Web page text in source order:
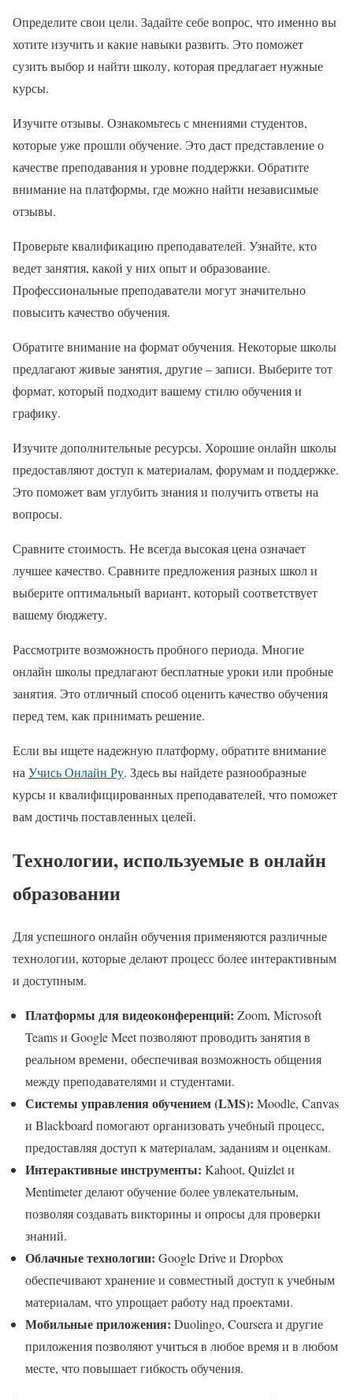
Определите свои цели. Задайте себе вопрос, что именно вы
хотите изучить и какие навыки развить. Это поможет
сузить выбор и найти школу, которая предлагает нужные
курсы.
Изучите отзывы. Ознакомьтесь с мнениями студентов,
которые уже прошли обучение. Это даст представление о
качестве преподавания и уровне поддержки. Обратите
внимание на платформы, где можно найти независимые
отзывы.
Проверьте квалификацию преподавателей. Узнайте, кто
ведет занятия, какой у них опыт и образование.
Профессиональные преподаватели могут значительно
повысить качество обучения.
Обратите внимание на формат обучения. Некоторые школы
предлагают живые занятия, другие – записи. Выберите тот
формат, который подходит вашему стилю обучения и
графику.
Изучите дополнительные ресурсы. Хорошие онлайн школы
предоставляют доступ к материалам, форумам и поддержке.
Это поможет вам углубить знания и получить ответы на
вопросы.
Сравните стоимость. Не всегда высокая цена означает
лучшее качество. Сравните предложения разных школ и
выберите оптимальный вариант, который соответствует
вашему бюджету.
Рассмотрите возможность пробного периода. Многие
онлайн школы предлагают бесплатные уроки или пробные
занятия. Это отличный способ оценить качество обучения
перед тем, как принимать решение.
Если вы ищете надежную платформу, обратите внимание
на Учись Онлайн Ру. Здесь вы найдете разнообразные
курсы и квалифицированных преподавателей, что поможет
вам достичь поставленных целей.
Технологии, используемые в онлайн
образовании
Для успешного онлайн обучения применяются различные
технологии, которые делают процесс более интерактивным
и доступным.
Платформы для видеоконференций: Zoom, Microsoft
Teams и Google Meet позволяют проводить занятия в
реальном времени, обеспечивая возможность общения
между преподавателями и студентами.
Системы управления обучением (LMS): Moodle, Canvas
и Blackboard помогают организовать учебный процесс,
предоставляя доступ к материалам, заданиям и оценкам.
Интерактивные инструменты: Kahoot, Quizlet и
Mentimeter делают обучение более увлекательным,
позволяя создавать викторины и опросы для проверки
знаний.
Облачные технологии: Google Drive и Dropbox
обеспечивают хранение и совместный доступ к учебным
материалам, что упрощает работу над проектами.
Мобильные приложения: Duolingo, Coursera и другие
приложения позволяют учиться в любое время и в любом
месте, что повышает гибкость обучения.